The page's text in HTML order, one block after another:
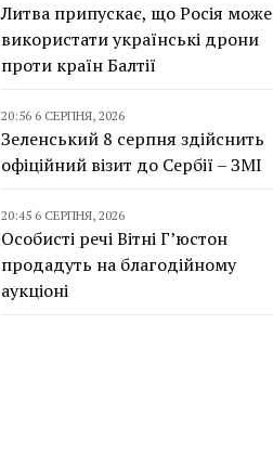
Литва припускає, що Росія може
використати українські дрони
проти країн Балтії
20:56 6 СЕРПНЯ, 2026
Зеленський 8 серпня здійснить
офіційний візит до Сербії – ЗМІ
20:45 6 СЕРПНЯ, 2026
Особисті речі Вітні Г’юстон
продадуть на благодійному
аукціоні